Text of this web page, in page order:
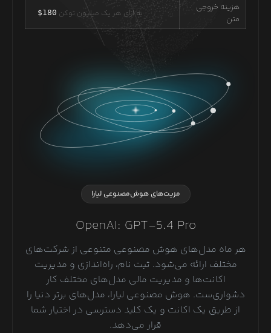
هزینه خروجی
متن
$180 به ازای هر یک میلیون توکن
مزیت‌های هوش‌مصنوعی لیارا
OpenAI: GPT-5.4 Pro
هر ماه مدل‌های هوش مصنوعی متنوعی از شرکت‌های
مختلف ارائه می‌شود. ثبت نام، راه‌اندازی و مدیریت
اکانت‌ها و مدیریت مالی مدل‌های مختلف کار
دشواری‌ست. هوش مصنوعی لیارا، مدل‌های برتر دنیا را
از طریق یک اکانت و یک کلید دسترسی در اختیار شما
قرار می‌دهد.